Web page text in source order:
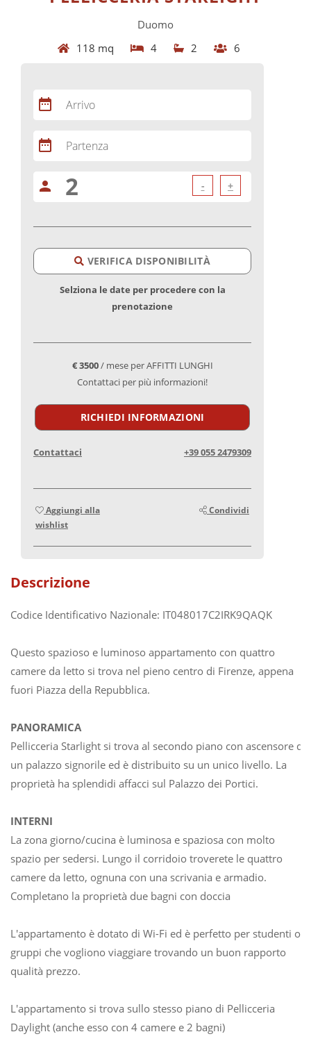
Duomo
118 mq
4 2 6
Descrizione
Codice Identificativo Nazionale: IT048017C2IRK9QAQK
Questo spazioso e luminoso appartamento con quattro
camere da letto si trova nel pieno centro di Firenze, appena
fuori Piazza della Repubblica.
PANORAMICA
Pellicceria Starlight si trova al secondo piano con ascensore di
un palazzo signorile ed è distribuito su un unico livello. La
proprietà ha splendidi affacci sul Palazzo dei Portici.
INTERNI
La zona giorno/cucina è luminosa e spaziosa con molto
spazio per sedersi. Lungo il corridoio troverete le quattro
camere da letto, ognuna con una scrivania e armadio.
Completano la proprietà due bagni con doccia
L'appartamento è dotato di Wi-Fi ed è perfetto per studenti o
gruppi che vogliono viaggiare trovando un buon rapporto
qualità prezzo.
L'appartamento si trova sullo stesso piano di Pellicceria
Daylight (anche esso con 4 camere e 2 bagni)
date_range Arrivo
date_range Partenza
person - +
VERIFICA DISPONIBILITÀ
Selziona le date per procedere con la
prenotazione
€ 3500/ mese per AFFITTI LUNGHI
Contattaci per più informazioni!
RICHIEDI INFORMAZIONI
Contattaci +39 055 2479309
Aggiungi alla
wishlist
Condividi